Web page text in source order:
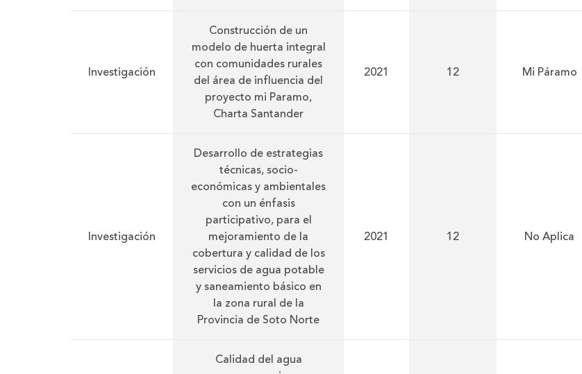
Investigación
Construcción de un
modelo de huerta integral
con comunidades rurales
del área de influencia del
proyecto mi Paramo,
Charta Santander
2021 12 Mi Páramo
Investigación
Desarrollo de estrategias
técnicas, socio-
económicas y ambientales
con un énfasis
participativo, para el
mejoramiento de la
cobertura y calidad de los
servicios de agua potable
y saneamiento básico en
la zona rural de la
Provincia de Soto Norte
2021 12 No Aplica
Calidad del agua